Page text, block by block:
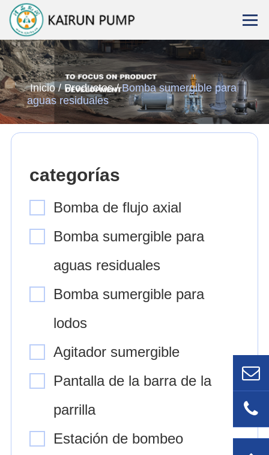
Inicio / Productos / Bomba sumergible para
aguas residuales
categorías
Bomba de flujo axial
Bomba sumergible para
aguas residuales
Bomba sumergible para
lodos
Agitador sumergible
Pantalla de la barra de la
parrilla
Estación de bombeo